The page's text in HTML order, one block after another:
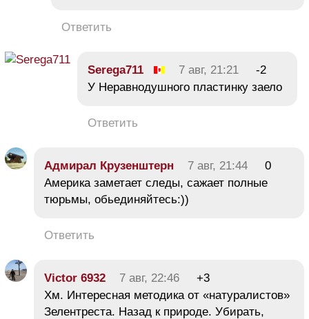
Ответить
Serega711 7 авг, 21:21
-2
У Неравнодушного пластинку заело
Ответить
Адмирал Крузенштерн 7 авг, 21:44
0
Америка заметает следы, сажает полные
тюрьмы, обьединяйтесь:))
Ответить
Victor 6932 7 авг, 22:46
+3
Хм. Интересная методика от «натуралистов»
Зелентреста. Назад к природе. Убирать,